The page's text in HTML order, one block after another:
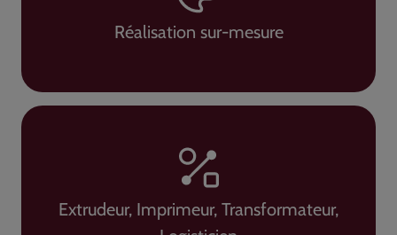
Réalisation sur-mesure
Extrudeur, Imprimeur, Transformateur,